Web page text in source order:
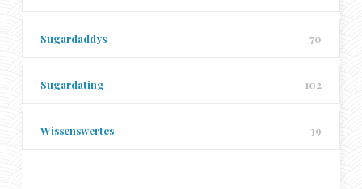
Sugardaddys 70
Sugardating 102
Wissenswertes 39